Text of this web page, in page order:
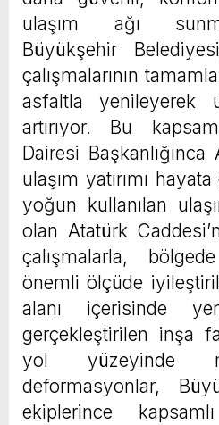
ulaşım ağı
Büyükşehir
çalışmalarının
asfaltla yenileyerek
artırıyor. Bu
Dairesi
ulaşım yatırımı
yoğun kullanılan
olan Atatürk
çalışmalarla,
önemli ölçüde
alanı içerisinde
gerçekleştirilen inşa
yol yüzeyinde
deformasyonlar,
ekiplerince